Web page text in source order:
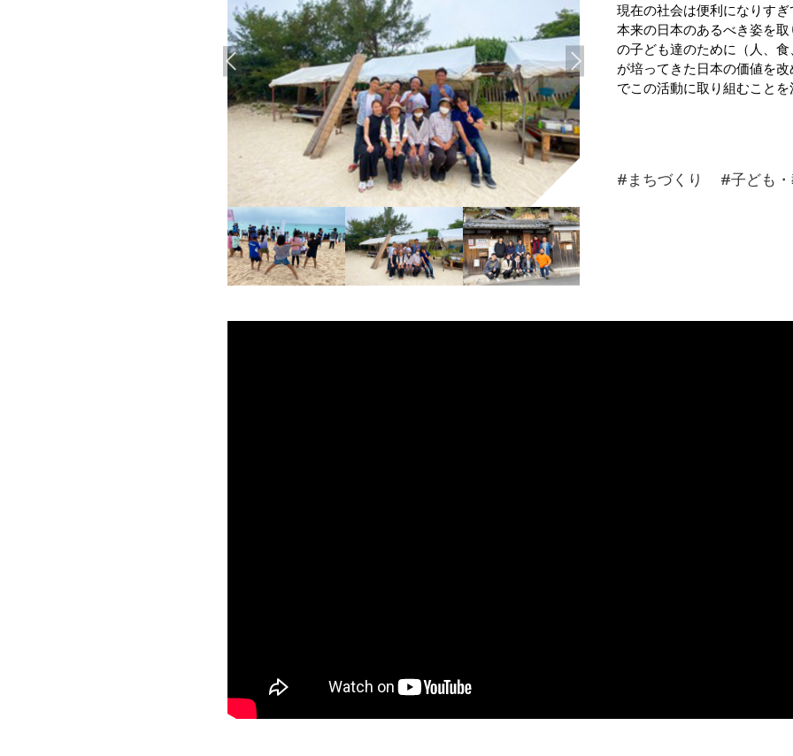
現在の社会は便利になりす
本来の日本のあるべき姿を
の子ども達のために（人、
が培ってきた日本の価値を
でこの活動に取り組むこと
#まちづくり #子ども